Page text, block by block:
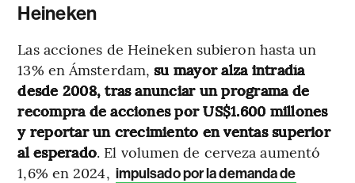
Heineken
Las acciones de Heineken subieron hasta un
13% en Ámsterdam,su mayor alza intradía
desde 2008, tras anunciar un programa de
recompra de acciones por US$1.600 millones
y reportar un crecimiento en ventas superior
al esperado. El volumen de cerveza aumentó
1,6% en 2024, impulsado por la demanda de